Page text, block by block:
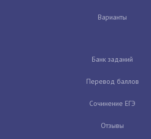
Варианты
Банк заданий
Перевод баллов
Сочинение ЕГЭ
Отзывы